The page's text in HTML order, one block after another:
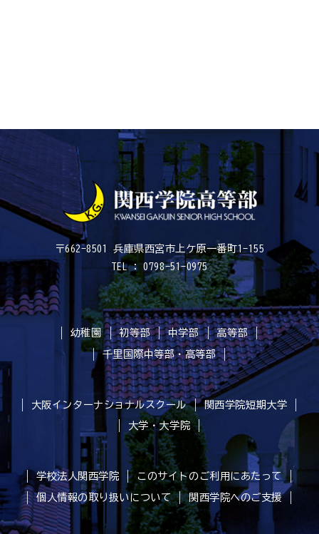
〒662-8501 兵庫県西宮市上ケ原一番町1-155
TEL : 0798-51-0975
幼稚園 初等部 中学部
高等部
千里国際中等部・高等部
大阪インターナショナルスクール
関西学院短期大学
大学・大学院
学校法人関西学院
このサイトのご利用にあたって
個人情報の取り扱いについて
関西学院へのご支援